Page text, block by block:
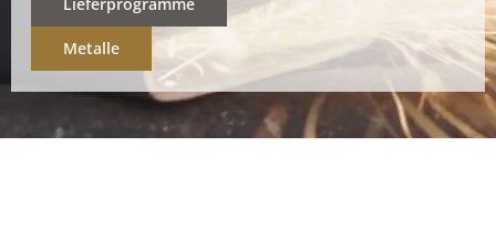
Lieferprogramme
Metalle